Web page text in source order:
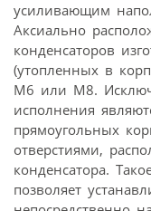
усиливающим
Аксиально
конденсаторов
(утопленных в
M6 или M8.
исполнения
прямоугольных
отверстиями,
конденсатора.
позволяет